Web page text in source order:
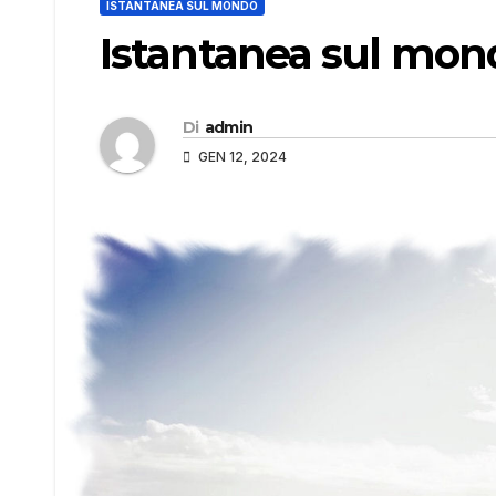
ISTANTANEA SUL MONDO
Istantanea sul
Di admin
GEN 12, 2024